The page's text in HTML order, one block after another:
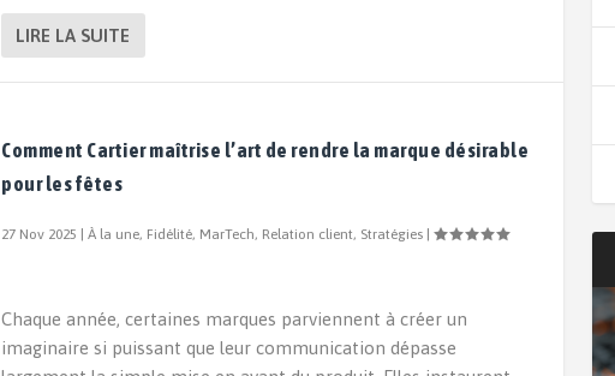
LIRE LA SUITE
Comment Cartier maîtrise l’art de rendre la marque désirable
pour les fêtes
27 Nov 2025 |À la une, Fidélité, MarTech, Relation client, Stratégies |
Chaque année, certaines marques parviennent à créer un
imaginaire si puissant que leur communication dépasse